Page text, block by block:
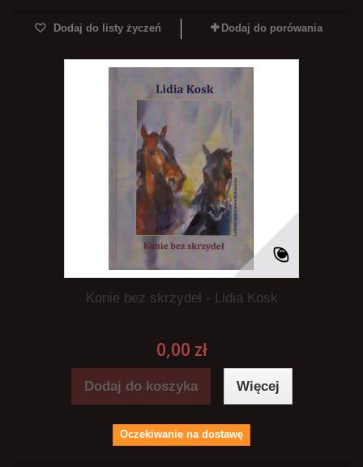
Dodaj do listy życzeń Dodaj do porówania
Konie bez skrzydeł - Lidia Kosk
0,00 zł
Dodaj do koszyka Więcej
Oczekiwanie na dostawę